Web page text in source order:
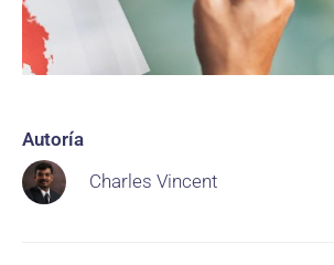
Autoría
Charles Vincent